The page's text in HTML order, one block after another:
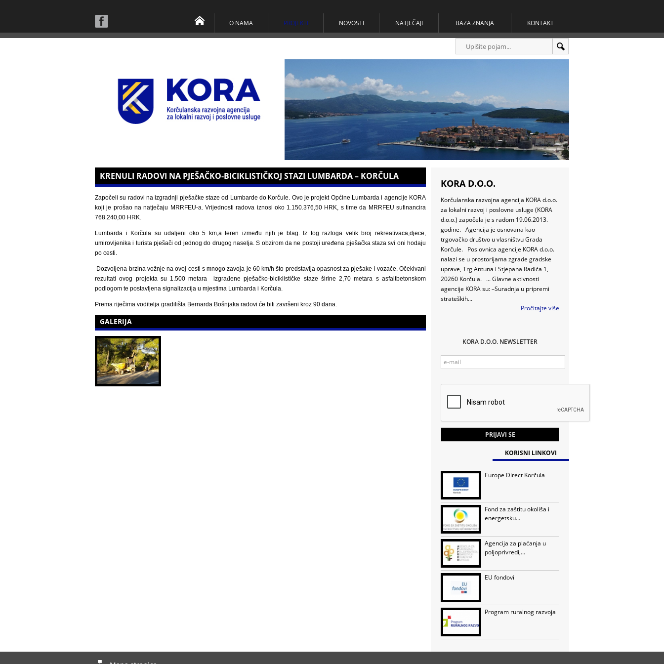
O NAMA PROJEKTI NOVOSTI NATJEČAJI BAZA ZNANJA KONTAKT
KRENULI RADOVI NA PJEŠAČKO-BICIKLISTIČKOJ STAZI LUMBARDA – KORČULA
Započeli su radovi na izgradnji pješačke staze od Lumbarde do Korčule. Ovo je projekt Općine Lumbarda i agencije KORA
koji je prošao na natječaju MRRFEU-a. Vrijednosti radova iznosi oko 1.150.376,50 HRK, s time da MRRFEU sufinancira
768.240,00 HRK.
Lumbarda i Korčula su udaljeni oko 5 km,a teren između njih je blag. Iz tog razloga velik broj rekreativaca,djece,
umirovljenika i turista pješači od jednog do drugog naselja. S obzirom da ne postoji uređena pješačka staza svi oni hodaju
po cesti.
Dozvoljena brzina vožnje na ovoj cesti s mnogo zavoja je 60 km/h što predstavlja opasnost za pješake i vozače. Očekivani
rezultati ovog projekta su 1.500 metara izgrađene pješačko-biciklističke staze širine 2,70 metara s asfaltbetonskom
podlogom te postavljena signalizacija u mjestima Lumbarda i Korčula.
Prema riječima voditelja gradilišta Bernarda Bošnjaka radovi će biti završeni kroz 90 dana.
GALERIJA
KORA D.O.O.
Korčulanska razvojna agencija KORA d.o.o.
za lokalni razvoj i poslovne usluge (KORA
d.o.o.) započela je s radom 19.06.2013.
godine. Agencija je osnovana kao
trgovačko društvo u vlasništvu Grada
Korčule. Poslovnica agencije KORA d.o.o.
nalazi se u prostorijama zgrade gradske
uprave, Trg Antuna i Stjepana Radića 1,
20260 Korčula. ... Glavne aktivnosti
agencije KORA su: –Suradnja u pripremi
strateških...
Pročitajte više
KORA D.O.O. NEWSLETTER
KORISNI LINKOVI
Europe Direct Korčula
Fond za zaštitu okoliša i
energetsku...
Agencija za plaćanja u
poljoprivredi,...
EU fondovi
Program ruralnog razvoja